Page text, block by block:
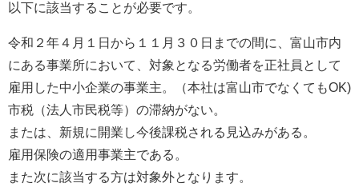
以下に該当することが必要です。
令和２年４月１日から１１月３０日までの間に、富山市内
にある事業所において、対象となる労働者を正社員として
雇用した中小企業の事業主。（本社は富山市でなくてもOK)
市税（法人市民税等）の滞納がない。
または、新規に開業し今後課税される見込みがある。
雇用保険の適用事業主である。
また次に該当する方は対象外となります。